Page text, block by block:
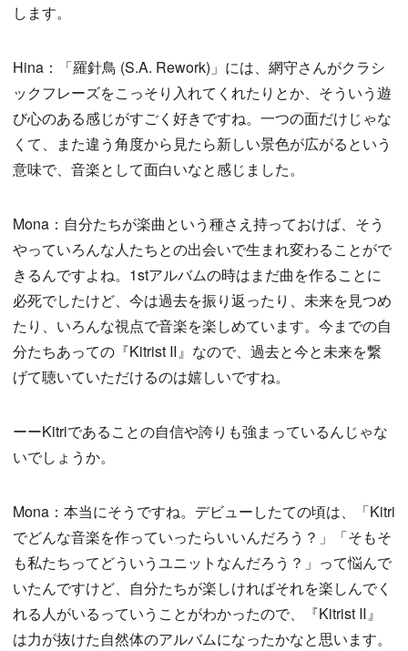
します。
Hina：「羅針鳥 (S.A. Rework)」には、網守さんがクラシ
ックフレーズをこっそり入れてくれたりとか、そういう遊
び心のある感じがすごく好きですね。一つの面だけじゃな
くて、また違う角度から見たら新しい景色が広がるという
意味で、音楽として面白いなと感じました。
Mona：自分たちが楽曲という種さえ持っておけば、そう
やっていろんな人たちとの出会いで生まれ変わることがで
きるんですよね。1stアルバムの時はまだ曲を作ることに
必死でしたけど、今は過去を振り返ったり、未来を見つめ
たり、いろんな視点で音楽を楽しめています。今までの自
分たちあっての『Kitrist Ⅱ』なので、過去と今と未来を繋
げて聴いていただけるのは嬉しいですね。
ーーKitriであることの自信や誇りも強まっているんじゃな
いでしょうか。
Mona：本当にそうですね。デビューしたての頃は、「Kitri
でどんな音楽を作っていったらいいんだろう？」「そもそ
も私たちってどういうユニットなんだろう？」って悩んで
いたんですけど、自分たちが楽しければそれを楽しんでく
れる人がいるっていうことがわかったので、『Kitrist Ⅱ』
は力が抜けた自然体のアルバムになったかなと思います。